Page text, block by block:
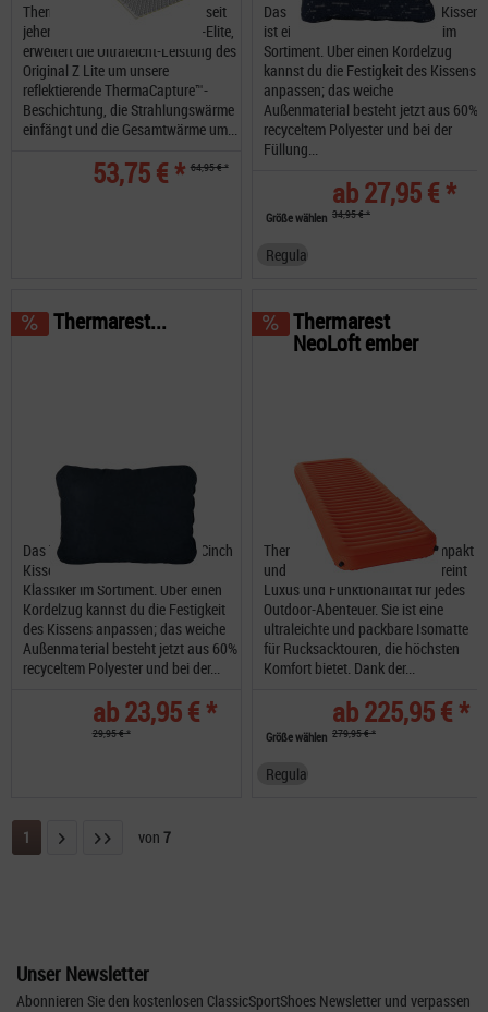
Thermarest Z Lite Sol Isomatte seit
jeher ein Favorit der Ultraleicht-Elite,
erweitert die Ultraleicht-Leistung des
Original Z Lite um unsere
reflektierende ThermaCapture™-
Beschichtung, die Strahlungswärme
einfängt und die Gesamtwärme um...
53,75 € * 64,95 € *
Das Thermarest Compressible Kissen
ist ein nimmermüder Klassiker im
Sortiment. Über einen Kordelzug
kannst du die Festigkeit des Kissens
anpassen; das weiche
Außenmaterial besteht jetzt aus 60%
recyceltem Polyester und bei der
Füllung...
ab 27,95 € *
34,95 € *
Größe wählen
Regular
Das Thermarest Compressible Cinch
Kissen ist ein nimmermüder
Klassiker im Sortiment. Über einen
Kordelzug kannst du die Festigkeit
des Kissens anpassen; das weiche
Außenmaterial besteht jetzt aus 60%
recyceltem Polyester und bei der...
ab 23,95 € *
29,95 € *
Thermarest...
Thermarest NeoLoft leicht, kompakt
und vielseitig – die NeoLoft vereint
Luxus und Funktionalität für jedes
Outdoor-Abenteuer. Sie ist eine
ultraleichte und packbare Isomatte
für Rucksacktouren, die höchsten
Komfort bietet. Dank der...
ab 225,95 € *
279,95 € *
Thermarest
NeoLoft ember
Größe wählen
Regular Wide
1 von 7
Unser Newsletter
Abonnieren Sie den kostenlosen ClassicSportShoes Newsletter und verpassen